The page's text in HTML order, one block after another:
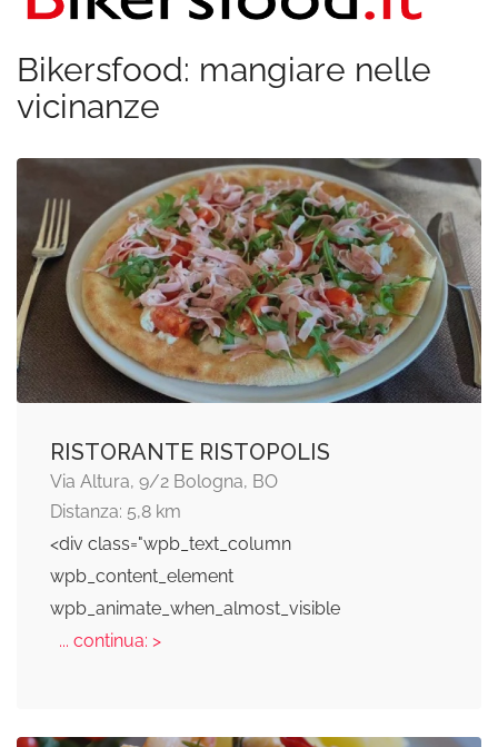
Bikersfood: mangiare nelle
vicinanze
RISTORANTE RISTOPOLIS
Via Altura, 9/2 Bologna, BO
Distanza: 5,8 km
<div class="wpb_text_column
wpb_content_element
wpb_animate_when_almost_visible
... continua: >